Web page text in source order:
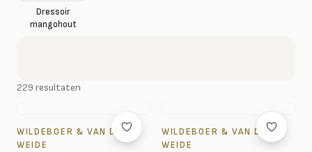
Dressoir
mangohout
229 resultaten
WILDEBOER & VAN DER
WEIDE
WILDEBOER & VAN DER
WEIDE